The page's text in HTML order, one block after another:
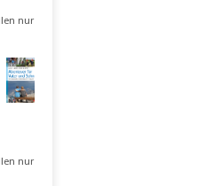
nur
nur